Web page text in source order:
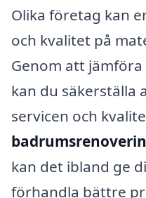
Olika företag kan
och kvalitet på
Genom att
kan du säkerställa
servicen och
kan det ibland ge
förhandla bättre